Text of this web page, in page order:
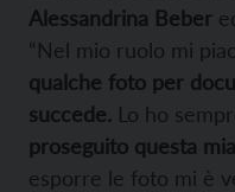
Alessandrina Beber
“Nel mio ruolo mi
qualche foto per
succede. Lo ho
proseguito questa
esporre le foto mi è